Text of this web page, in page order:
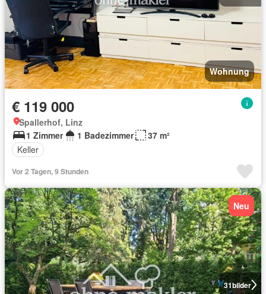
Wohnung
€ 119 000
Spallerhof, Linz
1 Zimmer
1 Badezimmer
37 m²
Keller
Vor 2 Tagen, 9 Stunden
31bilder
Neu